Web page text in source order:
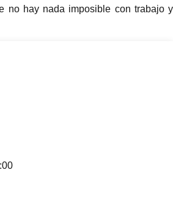
no hay nada imposible con trabajo y